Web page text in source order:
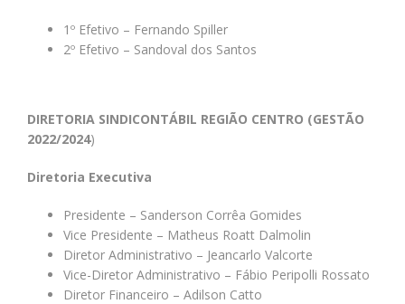
1º Efetivo – Fernando Spiller
2º Efetivo – Sandoval dos Santos
DIRETORIA SINDICONTÁBIL REGIÃO CENTRO (GESTÃO
2022/2024)
Diretoria Executiva
Presidente – Sanderson Corrêa Gomides
Vice Presidente – Matheus Roatt Dalmolin
Diretor Administrativo – Jeancarlo Valcorte
Vice-Diretor Administrativo – Fábio Peripolli Rossato
Diretor Financeiro – Adilson Catto